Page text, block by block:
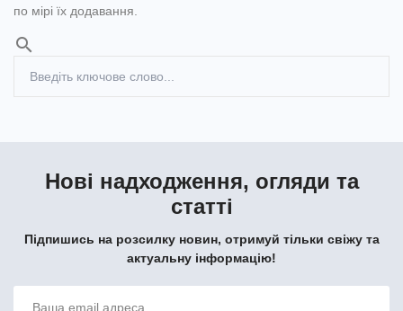
по мірі їх додавання.
search
Нові надходження, огляди та
статті
Підпишись на розсилку новин, отримуй тільки свіжу та
актуальну інформацію!